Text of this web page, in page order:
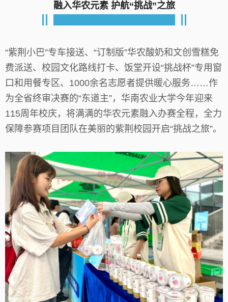
融入华农元素 护航“挑战”之旅
“紫荆小巴”专车接送、“订制版”华农酸奶和文创雪糕免
费派送、校园文化路线打卡、饭堂开设“挑战杯”专用窗
口和用餐专区、1000余名志愿者提供暖心服务……作
为全省终审决赛的“东道主”，华南农业大学今年迎来
115周年校庆，将满满的华农元素融入办赛全程，全力
保障参赛项目团队在美丽的紫荆校园开启“挑战之旅”。